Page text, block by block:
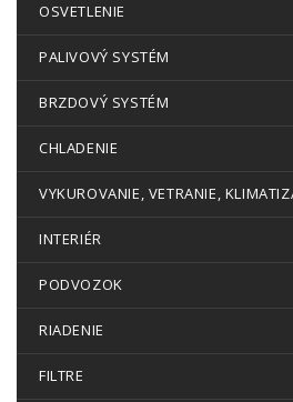
OSVETLENIE
PALIVOVÝ SYSTÉM
BRZDOVÝ SYSTÉM
CHLADENIE
VYKUROVANIE, VETRANIE,
INTERIÉR
PODVOZOK
RIADENIE
FILTRE